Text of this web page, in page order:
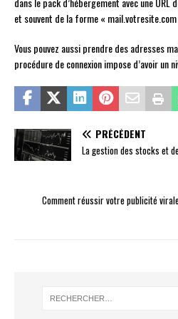
et souvent de la forme « mail.votresite.com
Vous pouvez aussi prendre des adresses
procédure de connexion impose d’avoir un
PRÉCÉDENT
La gestion des stocks et
Comment réussir votre publicité